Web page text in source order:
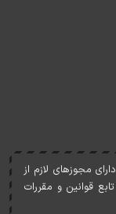
مجوزهای لازم از
قوانين و مقررات